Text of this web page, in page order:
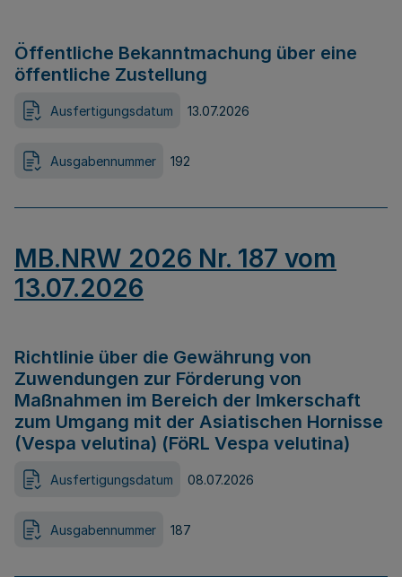
Öffentliche Bekanntmachung über eine
öffentliche Zustellung
Ausfertigungsdatum 13.07.2026
Ausgabennummer 192
MB.NRW 2026 Nr. 187 vom
13.07.2026
Richtlinie über die Gewährung von
Zuwendungen zur Förderung von
Maßnahmen im Bereich der Imkerschaft
zum Umgang mit der Asiatischen Hornisse
(Vespa velutina) (FöRL Vespa velutina)
Ausfertigungsdatum 08.07.2026
Ausgabennummer 187